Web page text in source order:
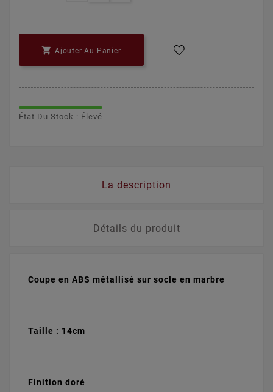
 Ajouter Au Panier
État Du Stock : Élevé
La description
Détails du produit
Coupe en ABS métallisé sur socle en marbre
Taille : 14cm
Finition doré